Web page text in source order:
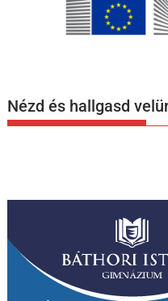
Nézd és hallgasd